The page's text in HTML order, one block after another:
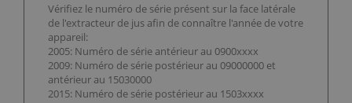
Vérifiez le numéro de série présent sur la face latérale
de l'extracteur de jus afin de connaître l'année de votre
appareil:
2005: Numéro de série antérieur au 0900xxxx
2009: Numéro de série postérieur au 09000000 et
antérieur au 15030000
2015: Numéro de série postérieur au 1503xxxx